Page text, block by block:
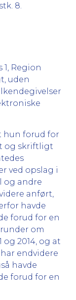
8.
1, Region
uden
hun forud for
og skriftligt
ved opslag i
og andre
anført,
havde
forud for en
om
2014, og at
endvidere
havde
forud for en